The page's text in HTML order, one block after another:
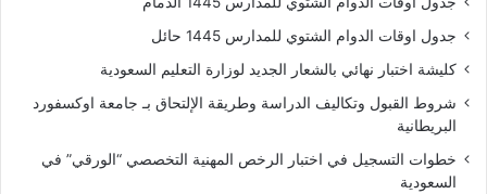
جدول اوقات الدوام الشتوي للمدارس 1445 حائل
كليشة اختبار نهائي بالشعار الجديد لوزارة التعليم السعودية
شروط القبول وتكاليف الدراسة وطريقة الإلتحاق بـ جامعة اوكسفورد
البريطانية
خطوات التسجيل في اختبار الرخص المهنية التخصصي “الورقي” في
السعودية